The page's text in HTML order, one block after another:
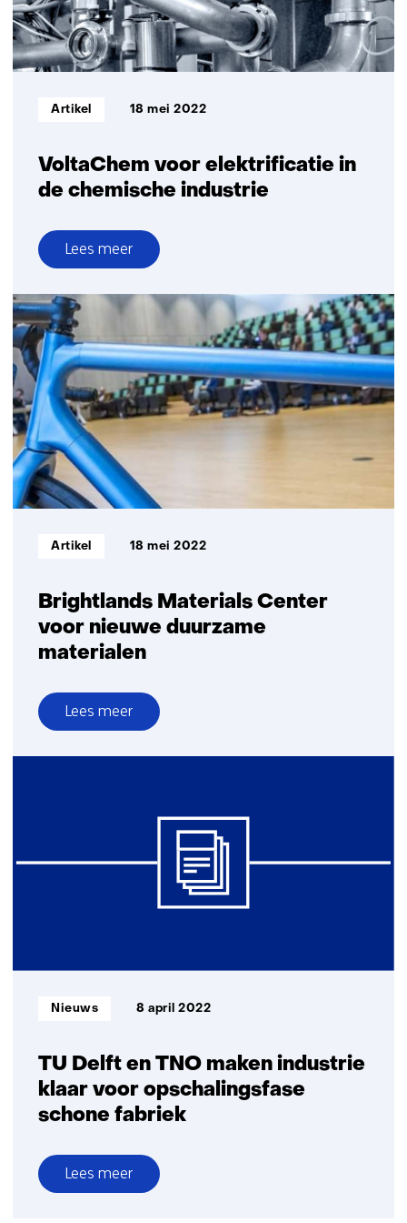
VoltaChem voor elektrificatie in
de chemische industrie
Informatietype:
Artikel 18 mei 2022
Lees meer
over
VoltaChem
voor
elektrificatie
in
de
chemische
industrie
Brightlands Materials Center
voor nieuwe duurzame
materialen
Informatietype:
Artikel 18 mei 2022
Lees meer
over
Brightlands
duurzame
TU Delft en TNO maken industrie
klaar voor opschalingsfase
schone fabriek
Informatietype:
Nieuws 8 april 2022
Lees meer
over